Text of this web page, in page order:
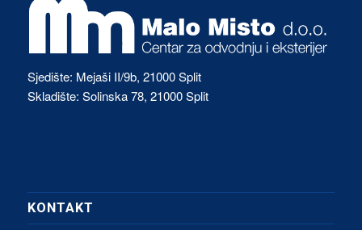
Sjedište: Mejaši II/9b, 21000 Split
Skladište: Solinska 78, 21000 Split
KONTAKT